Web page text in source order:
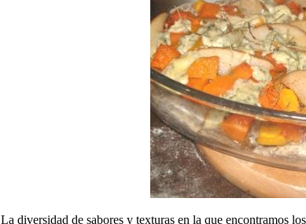
La diversidad de sabores y texturas en la que encontramos